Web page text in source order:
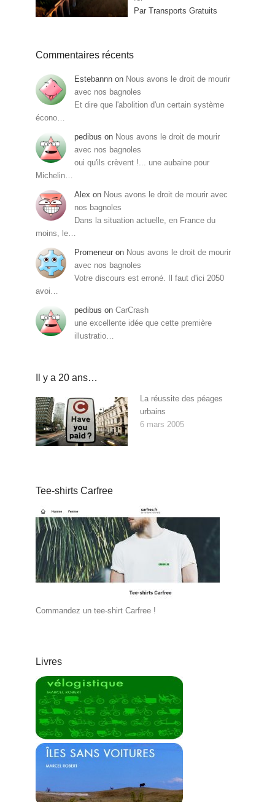
Par Transports Gratuits
Commentaires récents
Estebannn on Nous avons le droit de mourir
avec nos bagnoles
Et dire que l'abolition d'un certain système
écono…
pedibus on Nous avons le droit de mourir
avec nos bagnoles
oui qu'ils crèvent !... une aubaine pour
Michelin…
Alex on Nous avons le droit de mourir avec
nos bagnoles
Dans la situation actuelle, en France du
moins, le…
Promeneur on Nous avons le droit de mourir
avec nos bagnoles
Votre discours est erroné. Il faut d'ici 2050
avoi…
pedibus on CarCrash
une excellente idée que cette première
illustratio…
Il y a 20 ans…
La réussite des péages
urbains
6 mars 2005
Tee-shirts Carfree
Commandez un tee-shirt Carfree !
Livres